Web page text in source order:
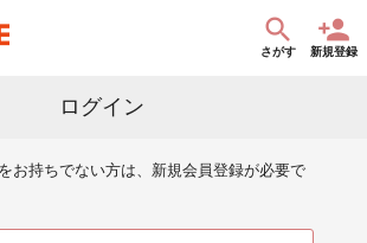
さがす 新規登録
ログイン
お持ちでない方は、新規会員登録が必要で